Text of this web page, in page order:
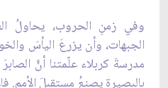
وفي زمنِ الحروب، يحاولُ
الجبهات، وأن يزرعَ اليأسَ
مدرسةَ كربلاء علّمتنا أنَّ
بالبصيرةِ يصنعُ مستقبلَ الأمم.